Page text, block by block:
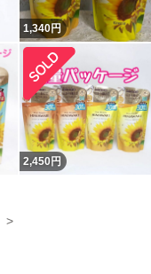
1,340円
2,450 円